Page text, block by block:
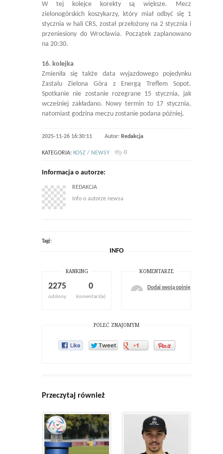
W tej kolejce korekty są większe. Mecz
zielonogórskich koszykarzy, który miał odbyć się 1
stycznia w hali CRS, został przełożony na 2 stycznia i
przeniesiony do Wrocławia. Początek zaplanowano
na 20:30.
16. kolejka
Zmieniła się także data wyjazdowego pojedynku
Zastalu Zielona Góra z Energą Treflem Sopot.
Spotkanie nie zostanie rozegrane 15 stycznia, jak
wcześniej zakładano. Nowy termin to 17 stycznia,
natomiast godzina meczu zostanie podana później.
2025-11-26 16:30:11 Autor: Redakcja
KATEGORIA: KOSZ / NEWSY 0
Informacja o autorze:
REDAKCJA
Info o autorze newsa
Tagi:
INFO
RANKING
2275
odsłony
0
komentarz(e)
KOMENTARZE
Dodaj swoją opinię
POLEĆ ZNAJOMYM
Przeczytaj również